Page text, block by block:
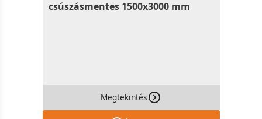
csúszásmentes 1500x3000 mm
Megtekintés